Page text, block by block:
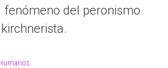
fenómeno del peronismo